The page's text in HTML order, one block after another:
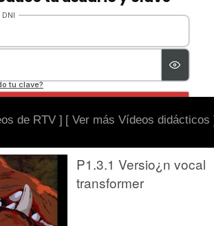
de RTV ] [ Ver más Vídeos didácticos
P1.3.1 Versio¿n vocal
transformer